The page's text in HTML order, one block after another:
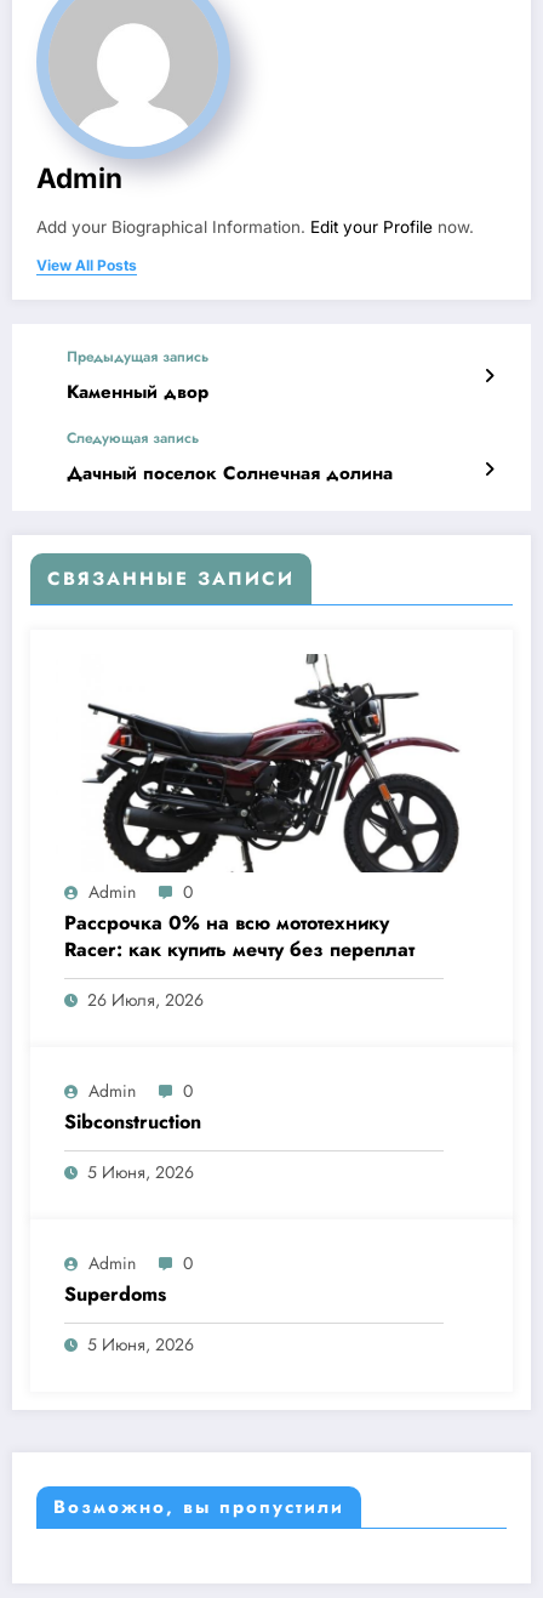
Admin
Add your Biographical Information. Edit your Profile now.
View All Posts
Предыдущая запись
Каменный двор
Следующая запись
Дачный поселок Солнечная долина
СВЯЗАННЫЕ ЗАПИСИ
Admin 0
Рассрочка 0% на всю мототехнику
Racer: как купить мечту без переплат
26 Июля, 2026
Admin 0
Sibconstruction
5 Июня, 2026
Admin 0
Superdoms
5 Июня, 2026
Возможно, вы пропустили